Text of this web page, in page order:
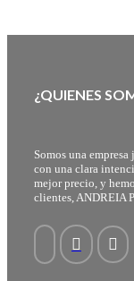
¿QUIENES
Somos una
con una clara
mejor precio, y
clientes, ANDREIA